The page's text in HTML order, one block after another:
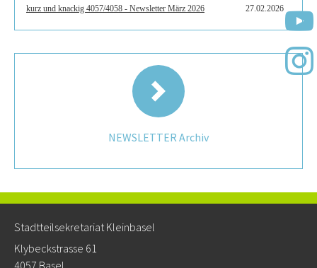
NEWSLETTER Archiv
Stadtteilsekretariat Kleinbasel
Klybeckstrasse 61
4057 Basel